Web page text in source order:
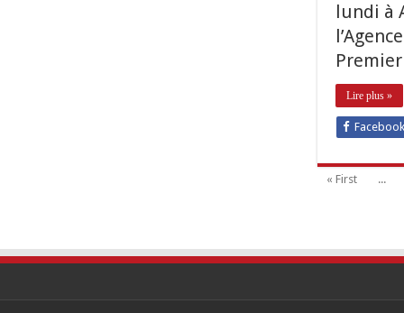
lundi à
Lire plus »
Facebook
« First ...